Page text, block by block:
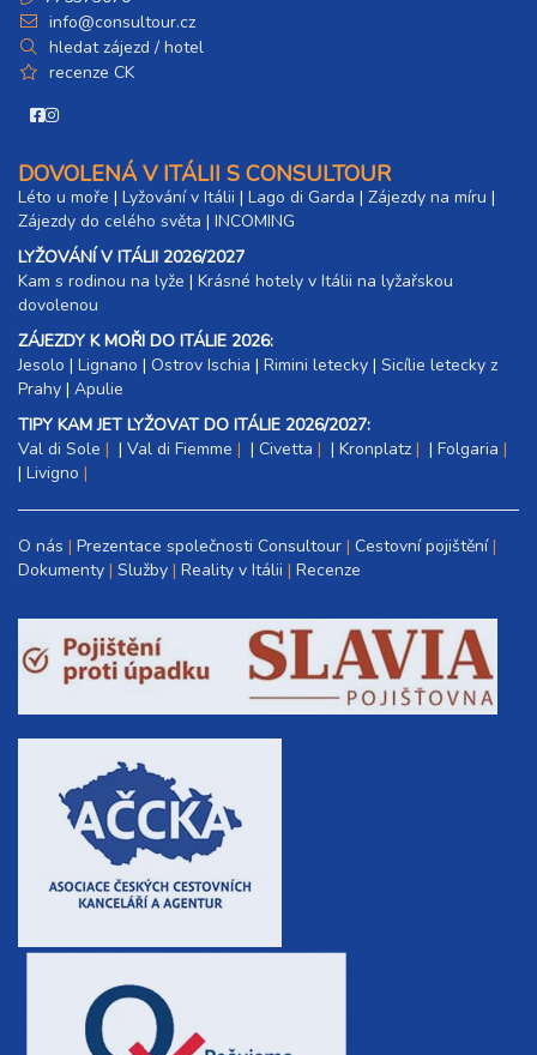
info@consultour.cz
hledat zájezd / hotel
recenze CK
DOVOLENÁ V ITÁLII S CONSULTOUR
Léto u moře | Lyžování v Itálii | Lago di Garda | Zájezdy na míru |
Zájezdy do celého světa | INCOMING
LYŽOVÁNÍ V ITÁLII 2026/2027
Kam s rodinou na lyže |​ Krásné hotely v Itálii na lyžařskou
dovolenou
ZÁJEZDY K MOŘI DO ITÁLIE 2026:
Jesolo | Lignano | Ostrov Ischia | Rimini letecky | Sicílie letecky z
Prahy | Apulie
TIPY KAM JET LYŽOVAT DO ITÁLIE 2026/2027:
Val di Sole
| Val di Fiemme | Civetta | Kronplatz | Folgaria
| Livigno
O nás Prezentace společnosti Consultour Cestovní pojištění
Dokumenty Služby Reality v Itálii Recenze